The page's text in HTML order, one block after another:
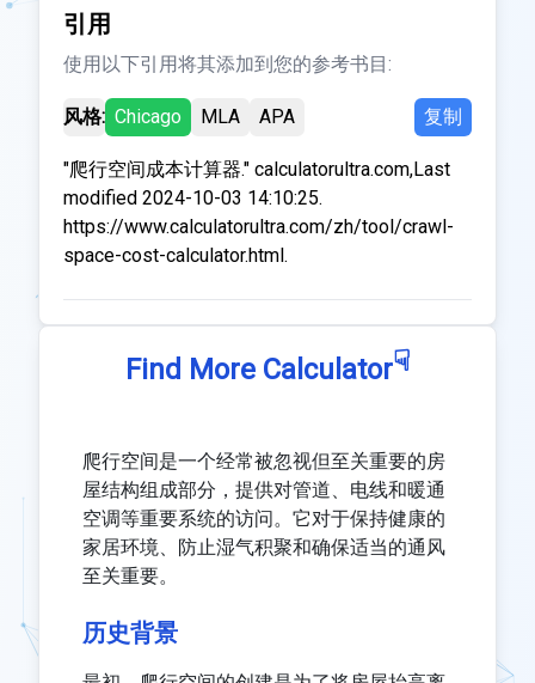
引用
使用以下引用将其添加到您的参考书目:
风格: Chicago MLA APA 复制
"爬行空间成本计算器." calculatorultra.com,Last
modified 2024-10-03 14:10:25.
https://www.calculatorultra.com/zh/tool/crawl-
space-cost-calculator.html.
Find More Calculator☟
爬行空间是一个经常被忽视但至关重要的房
屋结构组成部分，提供对管道、电线和暖通
空调等重要系统的访问。它对于保持健康的
家居环境、防止湿气积聚和确保适当的通风
至关重要。
历史背景